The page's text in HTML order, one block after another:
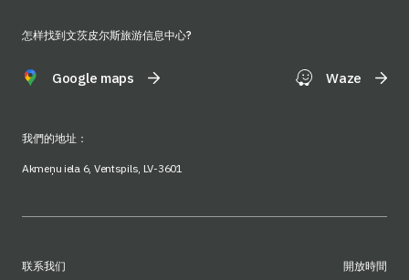
怎样找到文茨皮尔斯旅游信息中心?
Google maps Waze
我們的地址：
Akmeņu iela 6, Ventspils, LV-3601
联系我们 開放時間